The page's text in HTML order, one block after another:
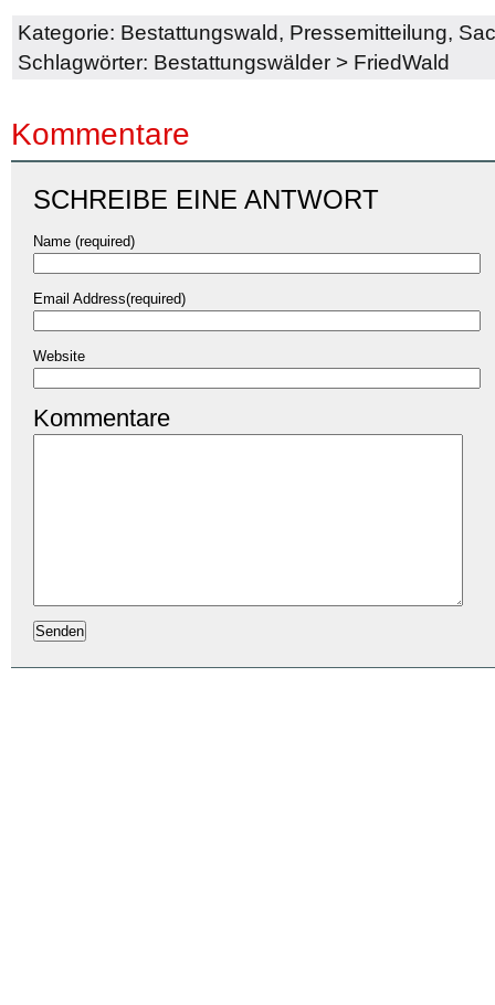
Kategorie: Bestattungswald, Pressemitteilung,
Schlagwörter: Bestattungswälder > FriedWald
Kommentare
SCHREIBE EINE ANTWORT
Name (required)
Email Address(required)
Website
Kommentare